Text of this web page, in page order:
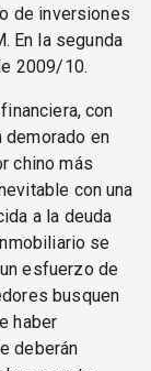
de inversiones
En la segunda
2009/10.
con
demorado en
chino más
con una
a la deuda
se
esfuerzo de
busquen
haber
deberán